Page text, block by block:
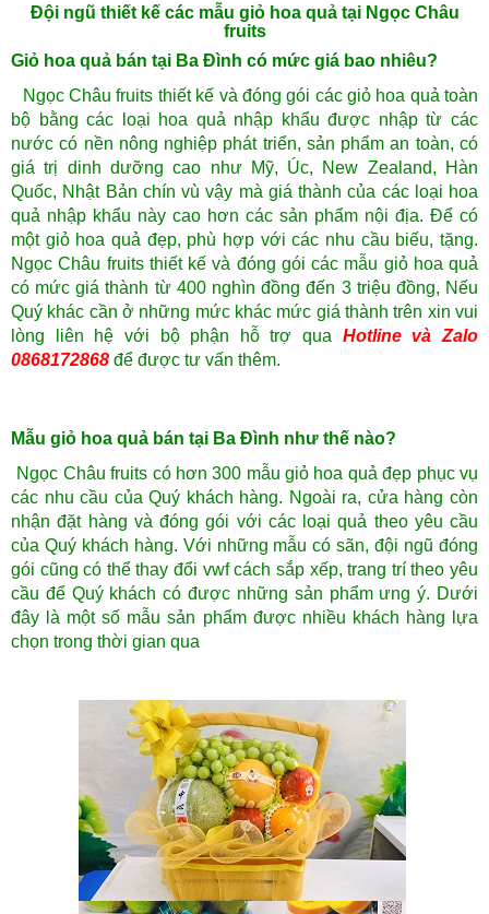
Đội ngũ thiết kế các mẫu giỏ hoa quả tại Ngọc Châu
fruits
Giỏ hoa quả bán tại Ba Đình có mức giá bao nhiêu?
Ngọc Châu fruits thiết kế và đóng gói các giỏ hoa quả toàn
bộ bằng các loại hoa quả nhập khẩu được nhập từ các
nước có nền nông nghiệp phát triển, sản phẩm an toàn, có
giá trị dinh dưỡng cao như Mỹ, Úc, New Zealand, Hàn
Quốc, Nhật Bản chín vù vậy mà giá thành của các loại hoa
quả nhập khẩu này cao hơn các sản phẩm nội địa. Để có
một giỏ hoa quả đẹp, phù hợp với các nhu cầu biếu, tặng.
Ngọc Châu fruits thiết kế và đóng gói các mẫu giỏ hoa quả
có mức giá thành từ 400 nghìn đồng đến 3 triệu đồng, Nếu
Quý khác cần ở những mức khác mức giá thành trên xin vui
lòng liên hệ với bộ phận hỗ trợ qua Hotline và Zalo
0868172868 để được tư vấn thêm.
Mẫu giỏ hoa quả bán tại Ba Đình như thế nào?
Ngọc Châu fruits có hơn 300 mẫu giỏ hoa quả đẹp phục vụ
các nhu cầu của Quý khách hàng. Ngoài ra, cửa hàng còn
nhận đặt hàng và đóng gói với các loại quả theo yêu cầu
của Quý khách hàng. Với những mẫu có sãn, đội ngũ đóng
gói cũng có thể thay đổi vwf cách sắp xếp, trang trí theo yêu
cầu để Quý khách có được những sản phẩm ưng ý. Dưới
đây là một số mẫu sản phẩm được nhiều khách hàng lựa
chọn trong thời gian qua